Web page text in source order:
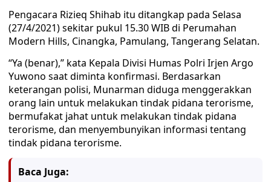
Pengacara Rizieq Shihab itu ditangkap pada Selasa
(27/4/2021) sekitar pukul 15.30 WIB di Perumahan
Modern Hills, Cinangka, Pamulang, Tangerang Selatan.
“Ya (benar),” kata Kepala Divisi Humas Polri Irjen Argo
Yuwono saat diminta konfirmasi. Berdasarkan
keterangan polisi, Munarman diduga menggerakkan
orang lain untuk melakukan tindak pidana terorisme,
bermufakat jahat untuk melakukan tindak pidana
terorisme, dan menyembunyikan informasi tentang
tindak pidana terorisme.
Baca Juga: